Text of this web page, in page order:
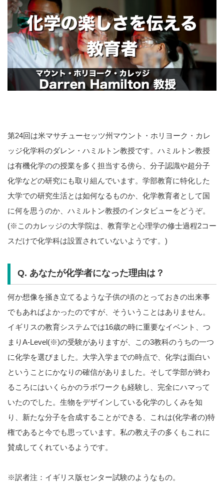
第24回は米マサチューセッツ州マウント・ホリヨーク・カレ
ッジ化学科のダレン・ハミルトン教授です。ハミルトン教授
は有機化学のの授業を多く担当する傍ら、分子認識や超分子
化学などの研究にも取り組んでいます。学部教育に特化した
大学での研究生活とは如何なるものか、化学教育者として国
に何を思うのか、ハミルトン教授のインタビューをどうぞ。
(※このカレッジの大学院は、教育学と心理学の修士過程2コー
スだけで化学科は設置されていないようです。)
Q. あなたが化学者になった理由は？
何か想像を掻き立てるような子供の頃のとっておきの出来事
でもあればよかったのですが、そういうことはありません。
イギリスの教育システムでは16歳の時に重要なイベント、つ
まりA-Level(※)の受験がありますが、この3教科のうちの一つ
に化学を選びました。大学入学までの時点で、化学は面白い
ということにかなりの確信がありました。そして学部が終わ
るころにはいくらかのラボワークも経験し、完全にハマって
いたのでした。生物をデザインしている化学のしくみを知
り、新たな分子を合成することができる、これは(化学者の)特
権であると今でも思っています。私の教え子の多くもこれに
賛成してくれているようです。
※訳者注：イギリス版センター試験のようなもの。